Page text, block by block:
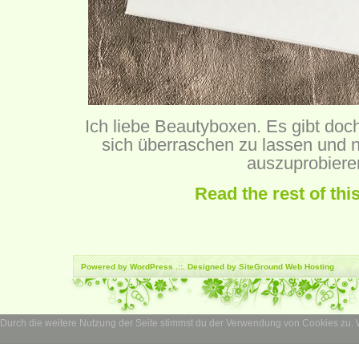
Ich liebe Beautyboxen. Es gibt
sich überraschen zu lassen und
Read the rest of
Powered byWordPress.::. Designed by SiteGroundWeb Hosting
Durch die weitere Nutzung der Seite stimmst du der Verwendung von Cookies zu.